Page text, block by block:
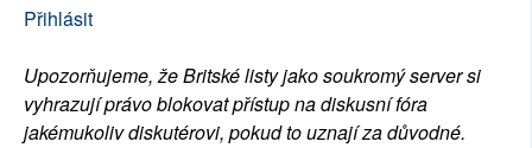
Přihlásit
Upozorňujeme, že Britské listy jako soukromý server si
vyhrazují právo blokovat přístup na diskusní fóra
jakémukoliv diskutérovi, pokud to uznají za důvodné.